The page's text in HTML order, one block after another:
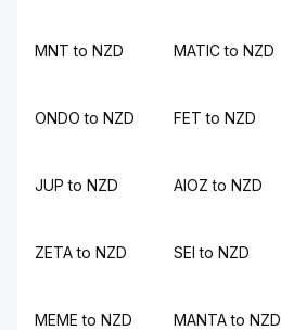
MNT to NZD MATIC to NZD
ONDO to NZD FET to NZD
JUP to NZD AIOZ to NZD
ZETA to NZD SEI to NZD
MEME to NZD MANTA to NZD